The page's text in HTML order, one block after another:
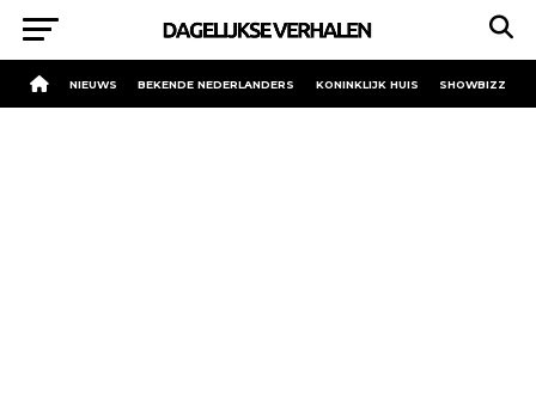
NIEUWS BEKENDE NEDERLANDERS KONINKLIJK HUIS SHOWBIZZ